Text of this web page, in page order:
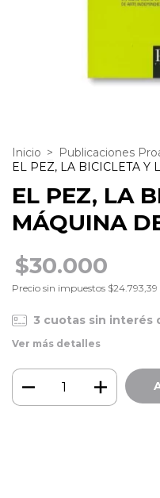
Inicio > Publicaciones
EL PEZ, LA BICICLETA Y
EL PEZ, LA
MÁQUINA
$30.000
Precio sin impuestos $24.793,39
3 cuotas sin interés
Ver más detalles